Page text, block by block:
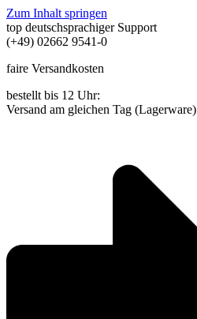
Zum Inhalt springen
top deutschsprachiger Support
(+49) 02662 9541-0
faire Versandkosten
bestellt bis 12 Uhr:
Versand am gleichen Tag (Lagerware)